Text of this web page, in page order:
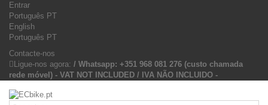
Entrar
Português PT
English
Português PT
Contacte-nos
Ligue-nos agora: / Whatsapp: +351 968 081 276 (custo chamada
rede móvel) - VAT NOT INCLUDED / IVA NÃO INCLUIDO -